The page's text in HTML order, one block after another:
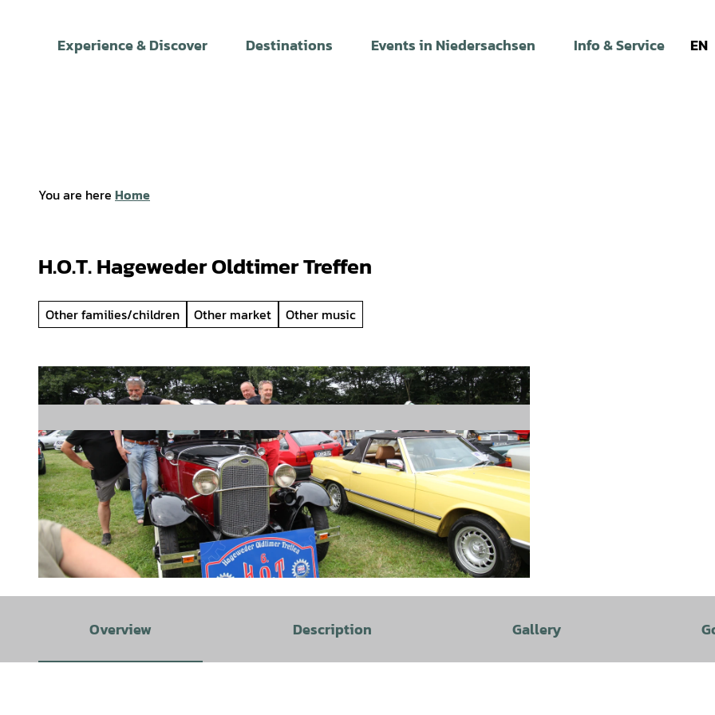
Experience & Discover Destinations Events in Niedersachsen Info & Service EN
You are here Home
H.O.T. Hageweder Oldtimer Treffen
Other families/children Other market Other music
Overview Description Gallery